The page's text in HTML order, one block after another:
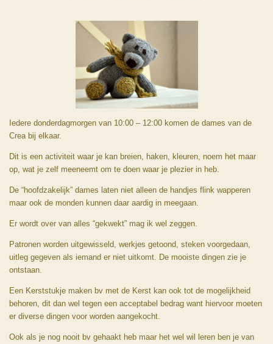
Iedere donderdagmorgen van 10:00 – 12:00 komen de dames van de
Crea bij elkaar.
Dit is een activiteit waar je kan breien, haken, kleuren, noem het maar
op, wat je zelf meeneemt om te doen waar je plezier in heb.
De “hoofdzakelijk” dames laten niet alleen de handjes flink wapperen
maar ook de monden kunnen daar aardig in meegaan.
Er wordt over van alles “gekwekt” mag ik wel zeggen.
Patronen worden uitgewisseld, werkjes getoond, steken voorgedaan,
uitleg gegeven als iemand er niet uitkomt. De mooiste dingen zie je
ontstaan.
Een Kerststukje maken bv met de Kerst kan ook tot de mogelijkheid
behoren, dit dan wel tegen een acceptabel bedrag want hiervoor moeten
er diverse dingen voor worden aangekocht.
Ook als je nog nooit bv gehaakt heb maar het wel wil leren ben je van